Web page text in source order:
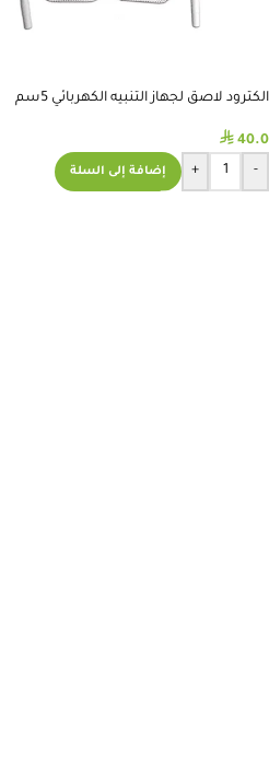
الكترود لاصق لجهاز التنبيه الكهربائي 5سم
⃁ 40.0
-
+ إضافة إلى السلة